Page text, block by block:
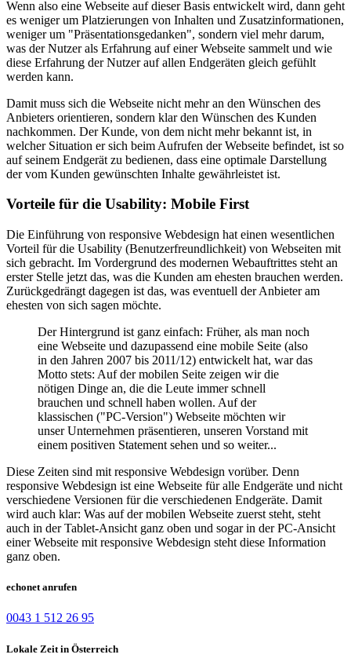
Wenn also eine Webseite auf dieser Basis entwickelt wird, dann geht
es weniger um Platzierungen von Inhalten und Zusatzinformationen,
weniger um "Präsentationsgedanken", sondern viel mehr darum,
was der Nutzer als Erfahrung auf einer Webseite sammelt und wie
diese Erfahrung der Nutzer auf allen Endgeräten gleich gefühlt
werden kann.
Damit muss sich die Webseite nicht mehr an den Wünschen des
Anbieters orientieren, sondern klar den Wünschen des Kunden
nachkommen. Der Kunde, von dem nicht mehr bekannt ist, in
welcher Situation er sich beim Aufrufen der Webseite befindet, ist so
auf seinem Endgerät zu bedienen, dass eine optimale Darstellung
der vom Kunden gewünschten Inhalte gewährleistet ist.
Vorteile für die Usability: Mobile First
Die Einführung von responsive Webdesign hat einen wesentlichen
Vorteil für die Usability (Benutzerfreundlichkeit) von Webseiten mit
sich gebracht. Im Vordergrund des modernen Webauftrittes steht an
erster Stelle jetzt das, was die Kunden am ehesten brauchen werden.
Zurückgedrängt dagegen ist das, was eventuell der Anbieter am
ehesten von sich sagen möchte.
Der Hintergrund ist ganz einfach: Früher, als man noch
eine Webseite und dazupassend eine mobile Seite (also
in den Jahren 2007 bis 2011/12) entwickelt hat, war das
Motto stets: Auf der mobilen Seite zeigen wir die
nötigen Dinge an, die die Leute immer schnell
brauchen und schnell haben wollen. Auf der
klassischen ("PC-Version") Webseite möchten wir
unser Unternehmen präsentieren, unseren Vorstand mit
einem positiven Statement sehen und so weiter...
Diese Zeiten sind mit responsive Webdesign vorüber. Denn
responsive Webdesign ist eine Webseite für alle Endgeräte und nicht
verschiedene Versionen für die verschiedenen Endgeräte. Damit
wird auch klar: Was auf der mobilen Webseite zuerst steht, steht
auch in der Tablet-Ansicht ganz oben und sogar in der PC-Ansicht
einer Webseite mit responsive Webdesign steht diese Information
ganz oben.
echonet anrufen
0043 1 512 26 95
Lokale Zeit in Österreich